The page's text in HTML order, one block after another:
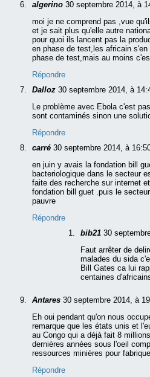
algerino 30 septembre 2014, à
moi je ne comprend pas ,vue
et je sait plus qu'elle autre
pour quoi ils lancent pas la
en phase de test,les africain
phase de test,mais au moins
Répondre
Dalloz 30 septembre 2014, à
Le problème avec Ebola c'est
sont contaminés sinon une
Répondre
carré 30 septembre 2014, à
en juin y avais la fondation bill
bacteriologique dans le secteur
faite des recherche sur internet
fondation bill guet .puis le
pauvre
Répondre
bib21 30
Faut arrêter de
malades du sida
Bill Gates ca lui
centaines
Antares 30 septembre 2014, à
Eh oui pendant qu'on nous
remarque que les états unis et
au Congo qui a déjà fait 8
dernières années sous l'oeil
ressources minières pour
Répondre